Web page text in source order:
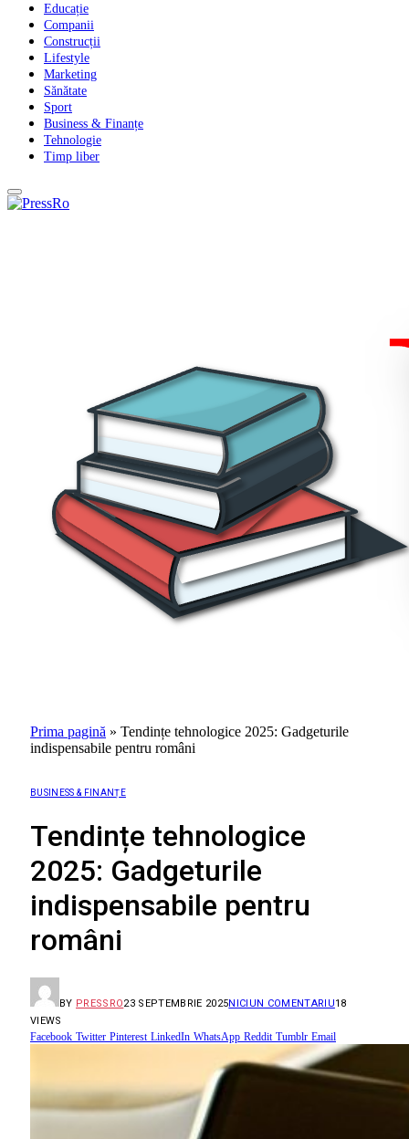
Educație
Companii
Construcții
Lifestyle
Marketing
Sănătate
Sport
Business & Finanțe
Tehnologie
Timp liber
Prima pagină » Tendințe tehnologice 2025: Gadgeturile
indispensabile pentru români
BUSINESS & FINANȚE
Tendințe tehnologice
2025: Gadgeturile
indispensabile pentru
români
BY PRESSRO23 SEPTEMBRIE 2025NICIUN COMENTARIU18
VIEWS
Facebook Twitter Pinterest LinkedIn WhatsApp Reddit Tumblr Email